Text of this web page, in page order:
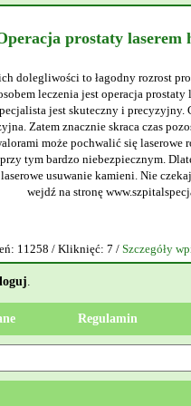
prostaty laserem
dolegliwości to łagodny rozrost
leczenia jest operacja
jest skuteczny i precyzyjny.
Zatem znacznie skraca czas
może pochwalić się
tym bardzo niebezpiecznym.
usuwanie kamieni. Nie
wejdź na stronę
11258 / Kliknięć: 7 / Szczegóły
.
Regulamin